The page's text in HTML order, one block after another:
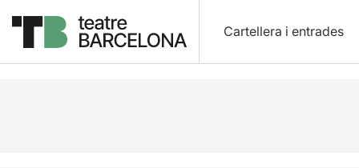
Cartellera i entrades
Descripció Fitxa artística Fotos i vídeos